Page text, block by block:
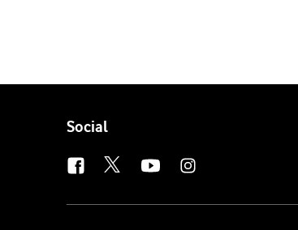
Follow
Social